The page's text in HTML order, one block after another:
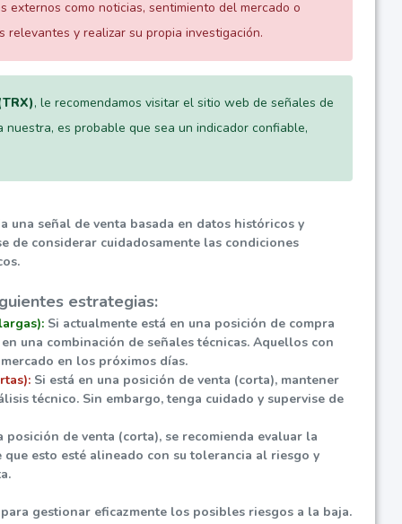
como noticias, sentimiento del mercado o
y realizar su propia investigación.
, le recomendamos visitar el sitio web de señales de
es probable que sea un indicador confiable,
una señal de venta basada en datos históricos y
de considerar cuidadosamente las condiciones
estrategias:
Si actualmente está en una posición de compra
una combinación de señales técnicas. Aquellos con
en los próximos días.
Si está en una posición de venta (corta), mantener
técnico. Sin embargo, tenga cuidado y supervise de
de venta (corta), se recomienda evaluar la
esto esté alineado con su tolerancia al riesgo y
gestionar eficazmente los posibles riesgos a la baja.